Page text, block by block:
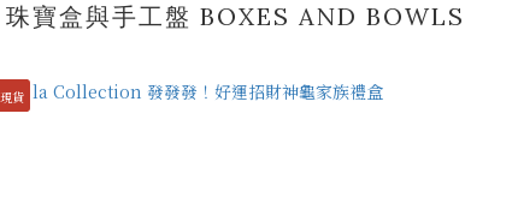
珠寶盒與手工盤 BOXES AND BOWLS
現貨